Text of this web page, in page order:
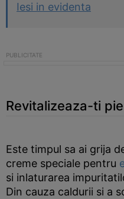
Iesi in evidenta
Revitalizeaza-ti
Este timpul sa ai grija
creme speciale pentru
si inlaturarea
Din cauza caldurii si a